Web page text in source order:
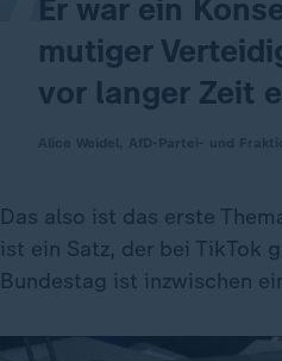
Er war ein
mutiger
vor langer Zeit
Das also ist das erste
ist ein Satz, der bei TikTok
Bundestag ist inzwischen